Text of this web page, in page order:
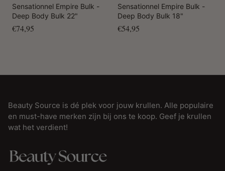
Sensationnel Empire Bulk -
Deep Body Bulk 22"
€74,95
Sensationnel Empire Bulk -
Deep Body Bulk 18"
€54,95
Beauty Source is dé plek voor jouw krullen. Alle populaire
en must-have merken zijn bij ons te koop. Geef je krullen
wat het verdient!